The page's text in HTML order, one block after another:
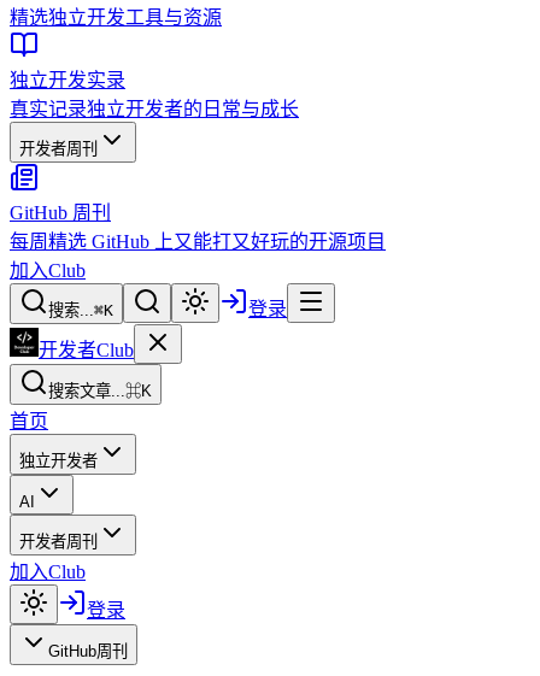
精选独立开发工具与资源
独立开发实录
真实记录独立开发者的日常与成长
开发者周刊
GitHub 周刊
每周精选 GitHub 上又能打又好玩的开源项目
加入Club
搜索...⌘K
登录
开发者Club
搜索文章...⌘K
首页
独立开发者
AI
开发者周刊
加入Club
登录
GitHub周刊